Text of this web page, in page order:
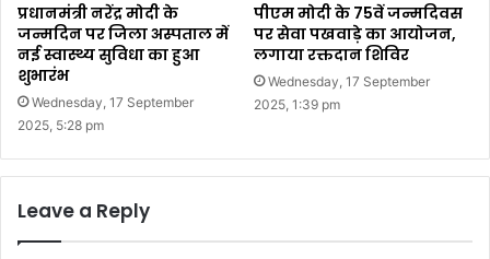
प्रधानमंत्री नरेंद्र मोदी के
जन्मदिन पर जिला अस्पताल में
नई स्वास्थ्य सुविधा का हुआ
शुभारंभ
Wednesday, 17 September
2025, 5:28 pm
पीएम मोदी के 75वें जन्मदिवस
पर सेवा पखवाड़े का आयोजन,
लगाया रक्तदान शिविर
Wednesday, 17 September
2025, 1:39 pm
Leave a Reply